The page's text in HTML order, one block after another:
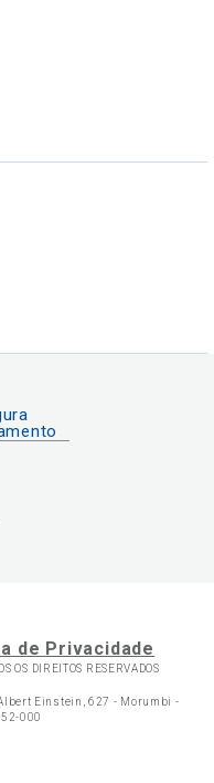
de Privacidade
OS DIREITOS RESERVADOS
Einstein, 627 - Morumbi -
000